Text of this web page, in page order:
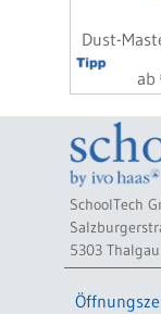
Dust-
ab
SchoolTech
5303